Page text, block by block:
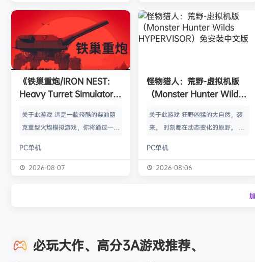
正逐渐走向灭亡。你将扮演艾登·克
拉德威尔，一个流浪漫游者，负责运
送货物和传递消息，在被丧尸病毒摧
毁的荒芜世界中，保持着与仅存的几
个生存者聚居点的联系。然而，你的
真正目标是找到妹妹米娅。为了逃离
华尔兹医生的…
特王朝》老手，还是第一次被抛入殖
民地，您都将获得一段真正的角色扮
演游戏历程，体验无与伦比的、不受
野蛮兽人无休止的入侵。国王罗拔二
世（Rh…
《铁巢重炮/IRON NEST:
Heavy Turret Simulator》
关于此游戏 這是一款殘酷的柴油朋
克重型火炮模拟游戏，你将通过一座
个拉杆、每一个刻度、每一次射击，
全部由你亲自掌控。最高统帅部或许
一台接收来自最高统帅部的【特级优
先】指令，另一台则直接转接前线呼
PC单机
2026-08-07
怪物猎人：荒野-虚拟机版
（Monster Hunter Wilds
版
关于此游戏 狂野凶猛的大自然，袭
来。 时刻都在动态变化的原野。 这
的怪物与人们的故事。 你会化为以
狩猎强大怪物为生的“猎人”，使用狩
没有调查过的未踏足领域“封禁之地”
的边境上，一名少年“纳塔”获救。
PC单机
2026-08-06
必玩大作、高分3A游戏推荐、